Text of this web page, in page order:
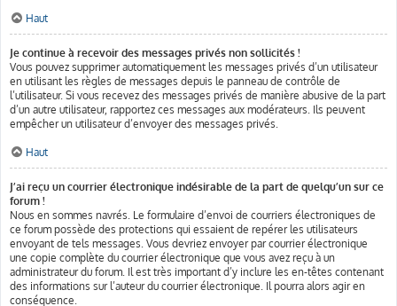
Haut
Je continue à recevoir des messages privés non sollicités !
Vous pouvez supprimer automatiquement les messages privés d’un utilisateur
en utilisant les règles de messages depuis le panneau de contrôle de
l’utilisateur. Si vous recevez des messages privés de manière abusive de la part
d’un autre utilisateur, rapportez ces messages aux modérateurs. Ils peuvent
empêcher un utilisateur d’envoyer des messages privés.
Haut
J’ai reçu un courrier électronique indésirable de la part de quelqu’un sur ce
forum !
Nous en sommes navrés. Le formulaire d’envoi de courriers électroniques de
ce forum possède des protections qui essaient de repérer les utilisateurs
envoyant de tels messages. Vous devriez envoyer par courrier électronique
une copie complète du courrier électronique que vous avez reçu à un
administrateur du forum. Il est très important d’y inclure les en-têtes contenant
des informations sur l’auteur du courrier électronique. Il pourra alors agir en
conséquence.